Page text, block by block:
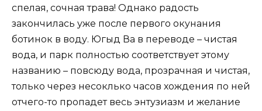
спелая, сочная трава! Однако радость
закончилась уже после первого окунания
ботинок в воду. Югыд Ва в переводе – чистая
вода, и парк полностью соответствует этому
названию – повсюду вода, прозрачная и чистая,
только через несоклько часов хождения по ней
отчего-то пропадет весь энтузиазм и желание